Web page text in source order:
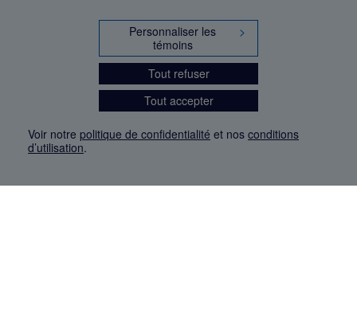
Personnaliser les
témoins
>
Tout refuser
Tout accepter
Voir notre politique de confidentialité et nos conditions
d’utilisation.